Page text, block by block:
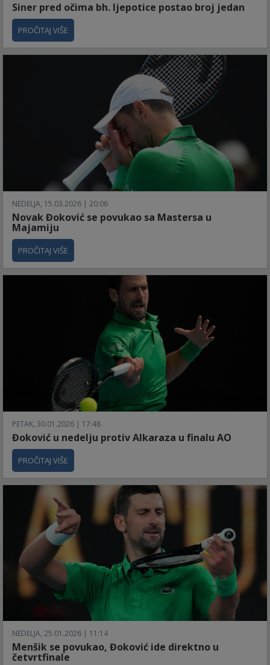
Siner pred očima bh. ljepotice postao broj jedan
PROČITAJ VIŠE
NEDELJA, 15.03.2026 | 20:06
Novak Đoković se povukao sa Mastersa u
Majamiju
PROČITAJ VIŠE
PETAK, 30.01.2026 | 17:48
Đoković u nedelju protiv Alkaraza u finalu AO
PROČITAJ VIŠE
NEDELJA, 25.01.2026 | 11:14
Menšik se povukao, Đoković ide direktno u
četvrtfinale